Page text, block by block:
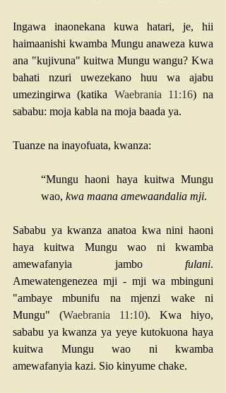
Ingawa inaonekana kuwa hatari, je, hii
haimaanishi kwamba Mungu anaweza kuwa
ana "kujivuna" kuitwa Mungu wangu? Kwa
bahati nzuri uwezekano huu wa ajabu
umezingirwa (katika Waebrania 11:16) na
sababu: moja kabla na moja baada ya.
Tuanze na inayofuata, kwanza:
“Mungu haoni haya kuitwa Mungu
wao, kwa maana amewaandalia mji.
Sababu ya kwanza anatoa kwa nini haoni
haya kuitwa Mungu wao ni kwamba
amewafanyia jambo fulani.
Amewatengenezea mji - mji wa mbinguni
"ambaye mbunifu na mjenzi wake ni
Mungu" (Waebrania 11:10). Kwa hiyo,
sababu ya kwanza ya yeye kutokuona haya
kuitwa Mungu wao ni kwamba
amewafanyia kazi. Sio kinyume chake.